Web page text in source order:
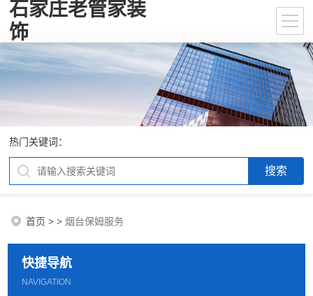
石家庄老管家装
饰
热门关键词：
首页 >>烟台保姆服务
快捷导航
NAVIGATION